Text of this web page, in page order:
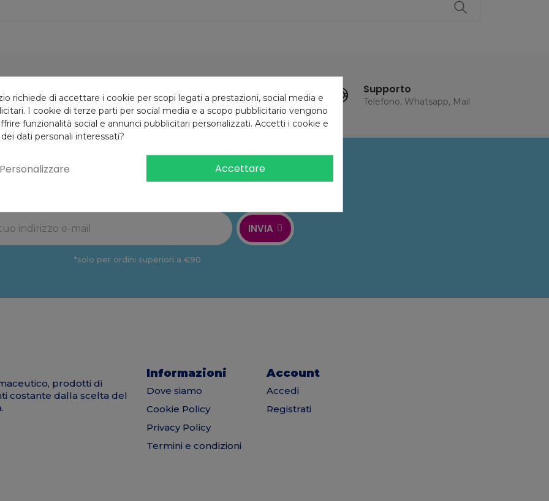
giorni Iscrizione newsletter
Supporto
Telefono, Whatsapp, Mail
Iscriviti alla newsletter
INVIA
*solo per ordini superiori a €90
prodotti di
costante dalla scelta del
Informazioni
Dove siamo
Cookie Policy
Privacy Policy
Termini e condizioni
Account
Accedi
Registrati
richiede di accettare i cookie per scopi legati a prestazioni, social media e
I cookie di terze parti per social media e a scopo pubblicitario vengono
funzionalità social e annunci pubblicitari personalizzati. Accetti i cookie e
dati personali interessati?
Accettare
Personalizzare